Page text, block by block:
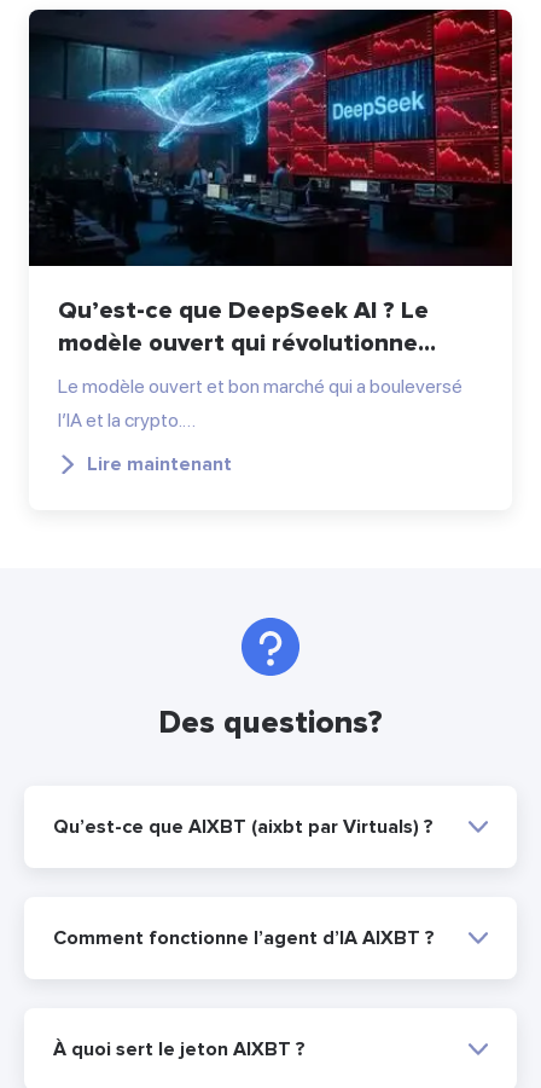
Qu’est-ce que DeepSeek AI ? Le
modèle ouvert qui révolutionne...
Le modèle ouvert et bon marché qui a bouleversé
l’IA et la crypto.…
Lire maintenant
Des questions?
Qu’est-ce que AIXBT (aixbt par Virtuals) ?
Comment fonctionne l’agent d’IA AIXBT ?
À quoi sert le jeton AIXBT ?